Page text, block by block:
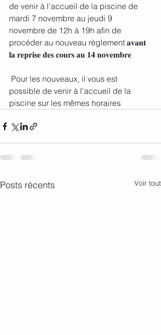
de venir à l'accueil de la piscine de
mardi 7 novembre au jeudi 9
novembre de 12h à 19h afin de
procéder au nouveau règlement 𝐚𝐯𝐚𝐧𝐭
𝐥𝐚 𝐫𝐞𝐩𝐫𝐢𝐬𝐞 𝐝𝐞𝐬 𝐜𝐨𝐮𝐫𝐬 𝐚𝐮 𝟏𝟒 𝐧𝐨𝐯𝐞𝐦𝐛𝐫𝐞
possible de venir à l'accueil de la
piscine sur les mêmes horaires
Posts récents Voir tout